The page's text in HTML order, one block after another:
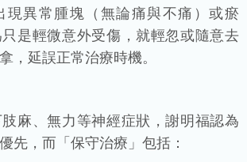
現異常腫塊（無論痛與不痛）或瘀
是輕微意外受傷，就輕忽或隨意去
，延誤正常治療時機。
麻、無力等神經症狀，謝明福認為
先，而「保守治療」包括：